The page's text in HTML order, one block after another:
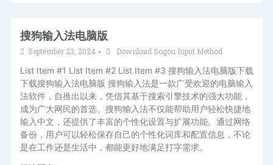
搜狗输入法电脑版
September 23, 2024 • Download Sogou Input Method
List Item #1 List Item #2 List Item #3 搜狗输入法电脑版下载
下载搜狗输入法电脑版 搜狗输入法是一款广受欢迎的电脑输入
法软件，自推出以来，凭借其基于搜索引擎技术的强大功能，
成为广大网民的首选。搜狗输入法不仅能帮助用户轻松快捷地
输入中文，还提供了丰富的个性化设置与扩展功能。通过网络
备份，用户可以轻松保存自己的个性化词库和配置信息，不论
是在工作还是生活中，都能更好地满足打字需求。